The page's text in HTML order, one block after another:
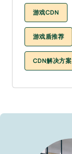
游戏CDN
游戏盾推荐
CDN解决方案